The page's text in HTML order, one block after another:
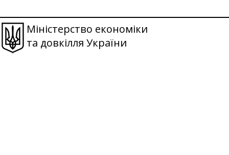
Міністерство економіки
та довкілля України